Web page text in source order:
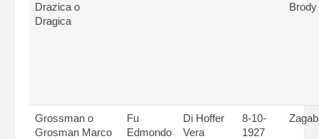
Drazica o
Dragica
Brody
Grossman o
Grosman Marco
Fu
Edmondo
Di Hoffer
Vera
8-10-
1927